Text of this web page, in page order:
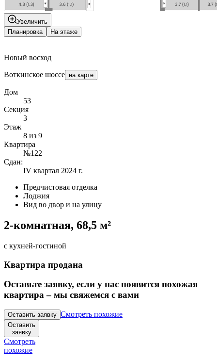
Увеличить
Планировка
На этаже
Новый восход
Воткинское шоссе на карте
Дом
53
Секция
3
Этаж
8 из 9
Квартира
№122
Сдан:
IV квартал 2024 г.
Предчистовая отделка
Лоджия
Вид во двор и на улицу
2-комнатная, 68,5 м²
с кухней-гостиной
Квартира продана
Оставьте заявку, если у нас появится похожая
квартира – мы свяжемся с вами
Оставить заявку Смотреть похожие
Оставить
заявку
Смотреть
похожие